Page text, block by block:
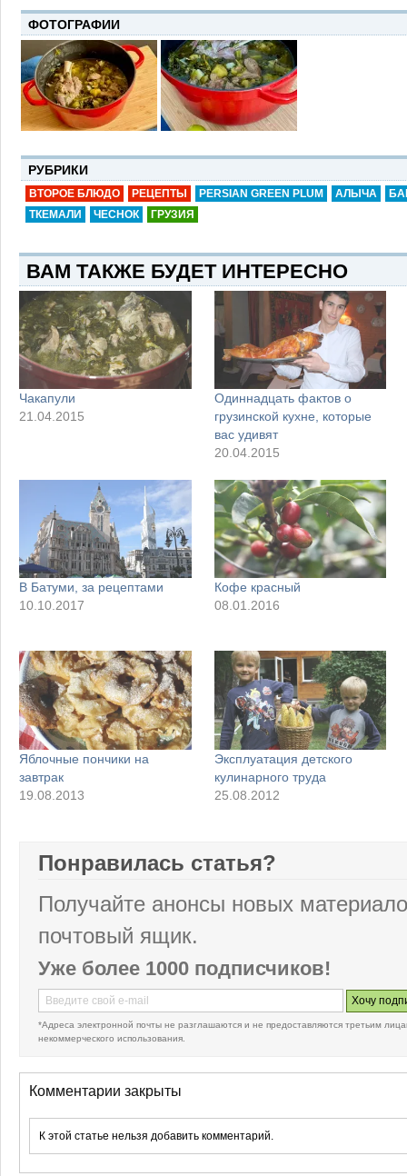
ФОТОГРАФИИ
РУБРИКИ
ВТОРОЕ БЛЮДО РЕЦЕПТЫ PERSIAN GREEN PLUM АЛЫЧА
ТКЕМАЛИ
ЧЕСНОК ГРУЗИЯ
ВАМ ТАКЖЕ БУДЕТ ИНТЕРЕСНО
Чакапули
21.04.2015
Одиннадцать фактов о
грузинской кухне, которые
вас удивят
20.04.2015
В Батуми, за рецептами
10.10.2017
Кофе красный
08.01.2016
Яблочные пончики на
завтрак
19.08.2013
Эксплуатация детского
кулинарного труда
25.08.2012
Понравилась статья?
Получайте анонсы новых
почтовый ящик.
Уже более 1000 подписчиков!
*Адреса электронной почты не разглашаются и не предоставляются третьим
некоммерческого использования.
Комментарии закрыты
К этой статье нельзя добавить комментарий.